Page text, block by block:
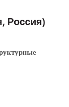
Россия)